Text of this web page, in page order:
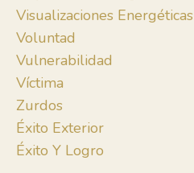
Visualizaciones Energéticas
Voluntad
Vulnerabilidad
Víctima
Zurdos
Éxito Exterior
Éxito Y Logro